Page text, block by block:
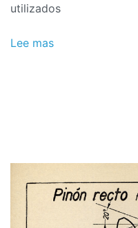
utilizados
Lee mas